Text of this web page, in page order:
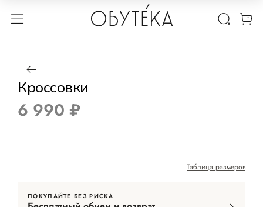
1 / 3
Кроссовки
6 990 ₽
Таблица размеров
ПОКУПАЙТЕ БЕЗ РИСКА